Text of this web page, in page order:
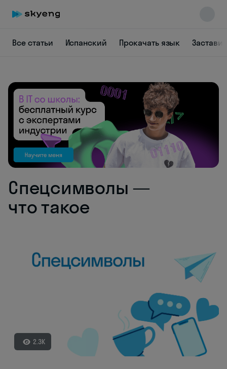
Все статьи Испанский Прокачать язык
Спецсимволы —
что такое
2.3K
Skyeng Chat
online